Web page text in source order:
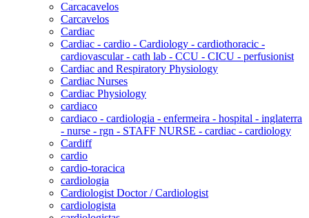
Carcacavelos
Carcavelos
Cardiac
Cardiac - cardio - Cardiology - cardiothoracic -
cardiovascular - cath lab - CCU - CICU - perfusionist
Cardiac and Respiratory Physiology
Cardiac Nurses
Cardiac Physiology
cardiaco
cardiaco - cardiologia - enfermeira - hospital - inglaterra
- nurse - rgn - STAFF NURSE - cardiac - cardiology
Cardiff
cardio
cardio-toracica
cardiologia
Cardiologist Doctor / Cardiologist
cardiologista